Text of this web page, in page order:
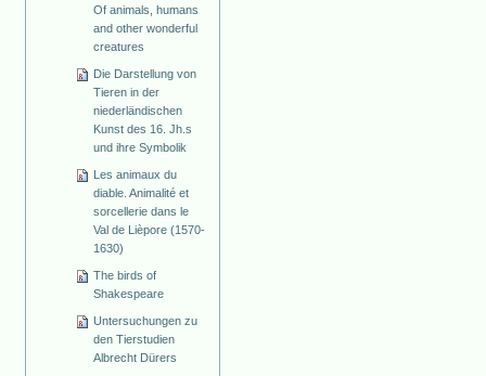
Of animals, humans
and other wonderful
creatures
Die Darstellung von
Tieren in der
niederländischen
Kunst des 16. Jh.s
und ihre Symbolik
Les animaux du
diable. Animalité et
sorcellerie dans le
Val de Lièpore (1570-
1630)
The birds of
Shakespeare
Untersuchungen zu
den Tierstudien
Albrecht Dürers